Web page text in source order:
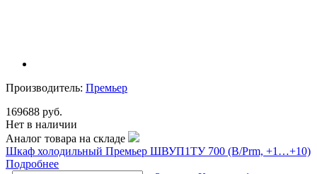
Производитель: Премьер
169688 руб.
Нет в наличии
Аналог товара на складе
Шкаф холодильный Премьер ШВУП1ТУ 700 (В/Prm, +1…+10)
Подробнее